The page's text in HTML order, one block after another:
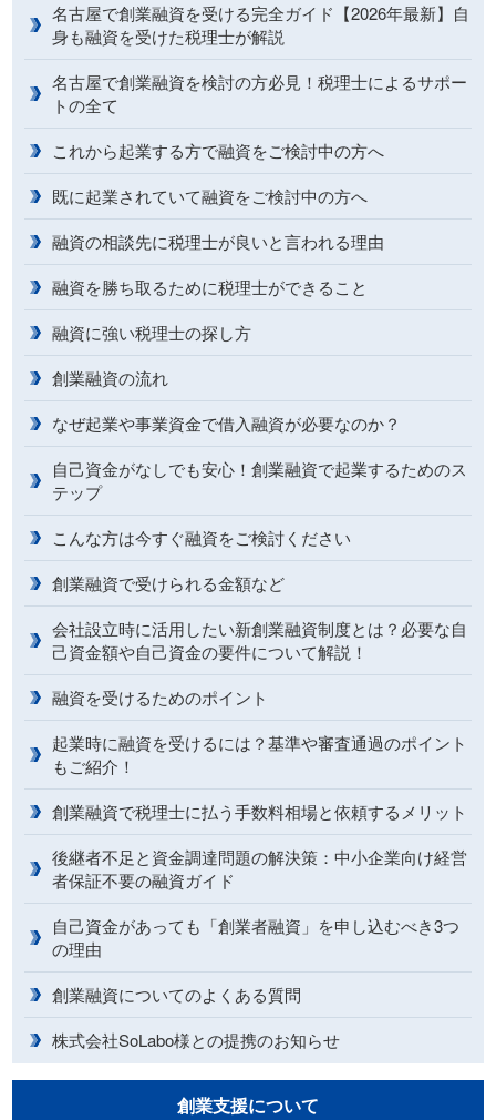
名古屋で創業融資を受ける完全ガイド【2026年最新】自
身も融資を受けた税理士が解説
名古屋で創業融資を検討の方必見！税理士によるサポー
トの全て
これから起業する方で融資をご検討中の方へ
既に起業されていて融資をご検討中の方へ
融資の相談先に税理士が良いと言われる理由
融資を勝ち取るために税理士ができること
融資に強い税理士の探し方
創業融資の流れ
なぜ起業や事業資金で借入融資が必要なのか？
自己資金がなしでも安心！創業融資で起業するためのス
テップ
こんな方は今すぐ融資をご検討ください
創業融資で受けられる金額など
会社設立時に活用したい新創業融資制度とは？必要な自
己資金額や自己資金の要件について解説！
融資を受けるためのポイント
起業時に融資を受けるには？基準や審査通過のポイント
もご紹介！
創業融資で税理士に払う手数料相場と依頼するメリット
後継者不足と資金調達問題の解決策：中小企業向け経営
者保証不要の融資ガイド
自己資金があっても「創業者融資」を申し込むべき3つ
の理由
創業融資についてのよくある質問
株式会社SoLabo様との提携のお知らせ
創業支援について